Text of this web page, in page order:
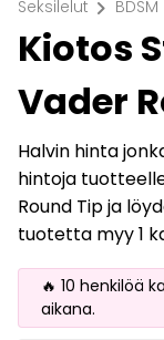
Seksilelut chevron_right BDSM
Kiotos
Vader
Halvin hinta
hintoja
Round Tip ja
tuotetta myy 1
🔥 10 henkilöä
aikana.